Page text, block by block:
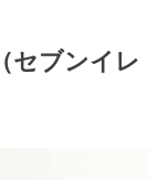
セブンイレ